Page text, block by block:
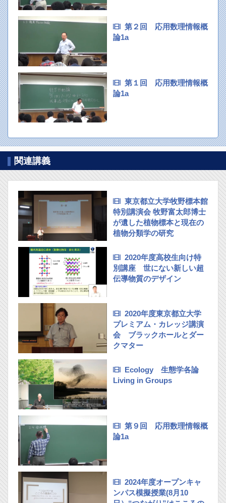
第２回 応用数理情報概
論1a
第１回 応用数理情報概
論1a
関連講義
東京都立大学牧野標本館
特別講演会 牧野富太郎博士
が遺した植物標本と現在の
植物分類学の研究
2020年度高校生向け特
別講座 世にない新しい超
伝導物質のデザイン
2020年度東京都立大学
プレミアム・カレッジ講演
会 ブラックホールとダー
クマター
Ecology 生態学各論
Living in Groups
第９回 応用数理情報概
論1a
2024年度オープンキャ
ンパス模擬授業(8月10